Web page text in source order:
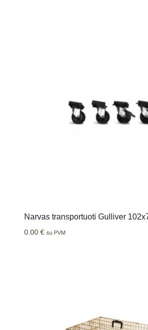
Narvas transportuoti Gulliver
0.00 € su PVM